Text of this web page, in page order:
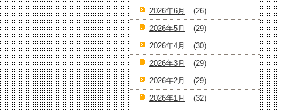
2026年6月
(26)
2026年5月
(29)
2026年4月
(30)
2026年3月
(29)
2026年2月
(29)
2026年1月
(32)